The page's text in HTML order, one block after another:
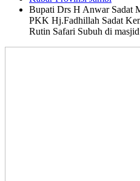
Bupati Drs H Anwar Sadat
PKK Hj.Fadhillah Sadat
Rutin Safari Subuh di